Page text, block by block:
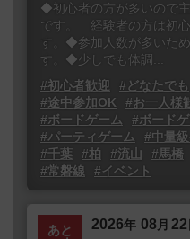
◆初心者の方が多いので
です。 経験者の方は初
す。◆参加人数が多いた
す。◆少しでも体調...
#初心者歓迎
#どなたでも
#途中参加OK
#お一人様
#ボードゲーム
#ボード
#パーティゲーム
#中量
#千葉
#柏 #流山 #馬橋
#常磐線
#イベント
あと
2026年 08 月 22